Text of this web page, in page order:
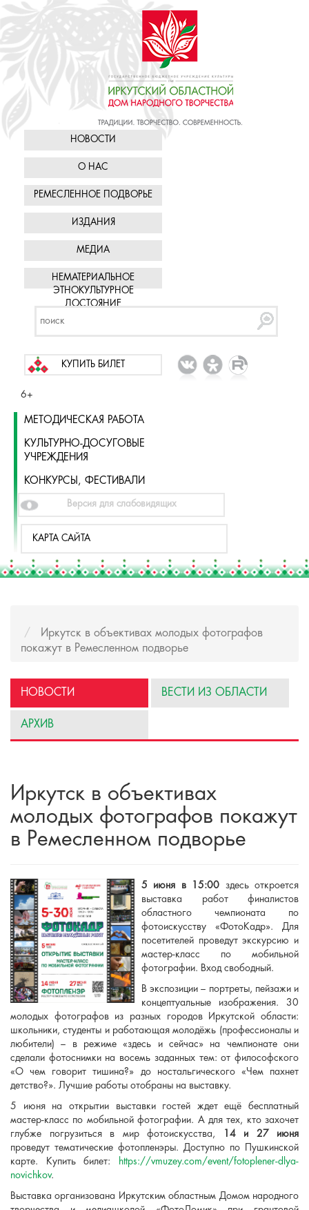
НОВОСТИ
О НАС
РЕМЕСЛЕННОЕ ПОДВОРЬЕ
ИЗДАНИЯ
МЕДИА
НЕМАТЕРИАЛЬНОЕ
ЭТНОКУЛЬТУРНОЕ
ДОСТОЯНИЕ
КУПИТЬ БИЛЕТ
6+
МЕТОДИЧЕСКАЯ РАБОТА
КУЛЬТУРНО-ДОСУГОВЫЕ
УЧРЕЖДЕНИЯ
КОНКУРСЫ, ФЕСТИВАЛИ
Версия для слабовидящих
КАРТА САЙТА
Иркутск в объективах молодых фотографов
покажут в Ремесленном подворье
НОВОСТИ ВЕСТИ ИЗ ОБЛАСТИ
АРХИВ
Иркутск в объективах
молодых фотографов покажут
в Ремесленном подворье
5 июня в 15:00 здесь откроется
выставка работ финалистов
областного чемпионата по
фотоискусству «ФотоКадр». Для
посетителей проведут экскурсию и
мастер-класс по мобильной
фотографии. Вход свободный.
В экспозиции – портреты, пейзажи и
концептуальные изображения. 30
молодых фотографов из разных городов Иркутской области:
школьники, студенты и работающая молодёжь (профессионалы и
любители) – в режиме «здесь и сейчас» на чемпионате они
сделали фотоснимки на восемь заданных тем: от философского
«О чем говорит тишина?» до ностальгического «Чем пахнет
детство?». Лучшие работы отобраны на выставку.
5 июня на открытии выставки гостей ждет ещё бесплатный
мастер-класс по мобильной фотографии. А для тех, кто захочет
глубже погрузиться в мир фотоискусства,
14 и 27 июня
проведут тематические фотопленэры. Доступно по Пушкинской
карте. Купить билет:
https://vmuzey.com/event/fotoplener-dlya-
novichkov.
Выставка организована Иркутским областным Домом народного